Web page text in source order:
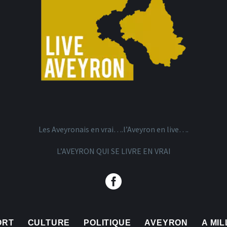
Les Aveyronais en vrai….l’Aveyron en live….
L’AVEYRON QUI SE LIVRE EN VRAI
CULTURE POLITIQUE AVEYRON A